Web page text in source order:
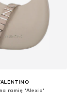
ramię 'Alexia'